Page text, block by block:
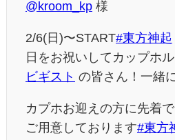
@kroom_kp 様
2/6(日)〜START#東方神起
日をお祝いしてカップホ
ビギスト の皆さん！一緒
カプホお迎えの方に先着
ご用意しております#東方